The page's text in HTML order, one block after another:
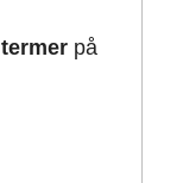
termerpå